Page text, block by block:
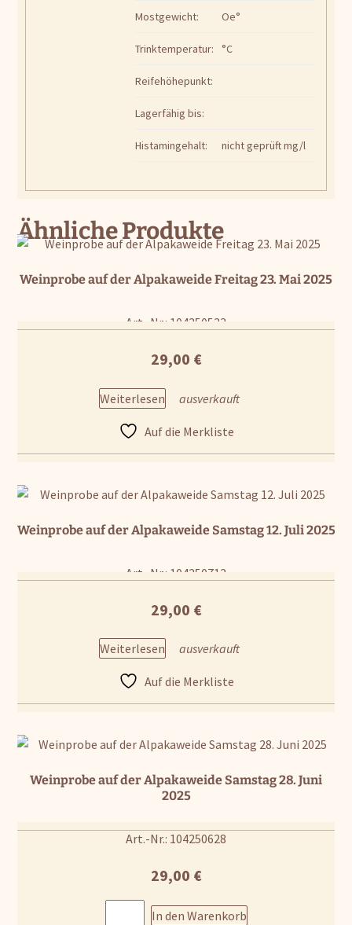
Mostgewicht: Oe°
Trinktemperatur: °C
Reifehöhepunkt:
Lagerfähig bis:
Histamingehalt: nicht geprüft mg/l
Ähnliche Produkte
Weinprobe auf der Alpakaweide Freitag 23. Mai 2025
Art.-Nr.: 104250523
29,00 €
Weiterlesen
Auf die Merkliste
Weinprobe auf der Alpakaweide Samstag 12. Juli 2025
Art.-Nr.: 104250712
29,00 €
Weiterlesen
Auf die Merkliste
Weinprobe auf der Alpakaweide Samstag 28. Juni
2025
Art.-Nr.: 104250628
29,00 €
In den Warenkorb